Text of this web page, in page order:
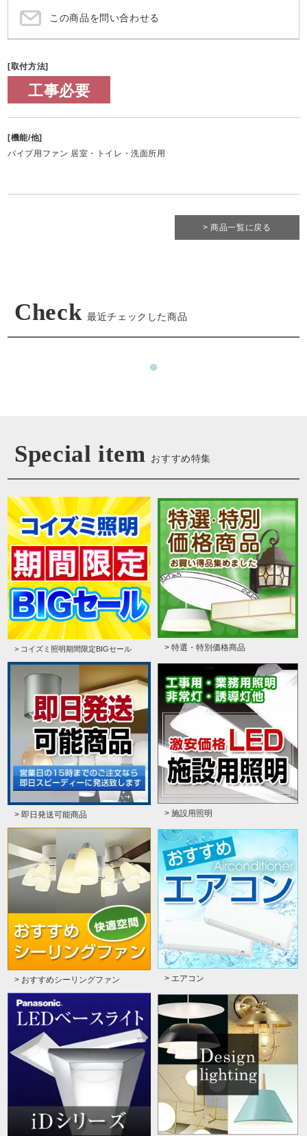
この商品を問い合わせる
[取付方法]
工事必要
[機能/他]
パイプ用ファン 居室・トイレ・洗面所用
> 商品一覧に戻る
Check 最近チェックした商品
Special item おすすめ特集
> コイズミ照明期間限定BIGセール > 特選・特別価格商品
> 即日発送可能商品 > 施設用照明
> おすすめシーリングファン > エアコン